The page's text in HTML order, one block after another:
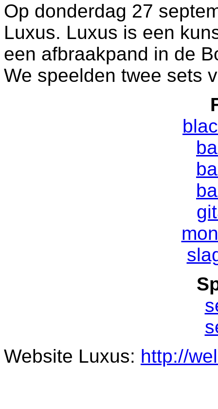
Op donderdag 27
Luxus. Luxus is een
een afbraakpand in de
We speelden twee sets
Website Luxus: http://